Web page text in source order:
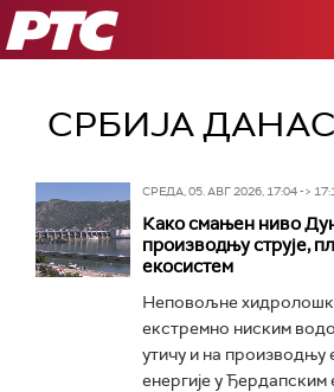
РТС
СРБИЈА ДАНАС
СРЕДА, 05. АВГ 2026, 17:04 ->
Како смањен ниво
производњу струје,
екосистем
Неповољне
екстремно ниским
утичу и на производњу
енергије у Ђердапским